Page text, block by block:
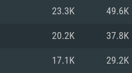
bit)
이상
11.0
Core i5 (Intel Xeon 은
신 버전
23.3K 49.6K
20.2K 37.8K
17.1K 29.2K